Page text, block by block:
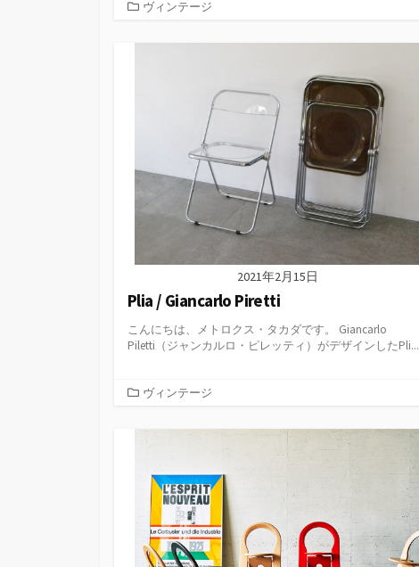
カ
ゴ
ヴィンテージ
2021年2月15日
Plia / Giancarlo Piretti
こんにちは、メトロクス・タカダです。 Giancarlo
Piletti（ジャンカルロ・ピレッティ）がデザインしたPli...
カ
ゴ
リ
ヴィンテージ